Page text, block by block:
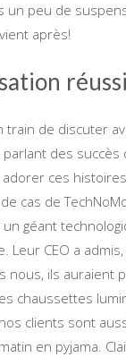
un peu de
après!
train de discuter
parlant des succès
adorer ces
cas de
géant
Leur CEO a
nous, ils auraient
chaussettes
clients sont
en pyjama.